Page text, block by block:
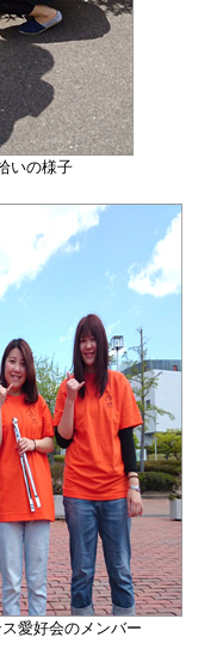
いの様子
愛好会のメンバー